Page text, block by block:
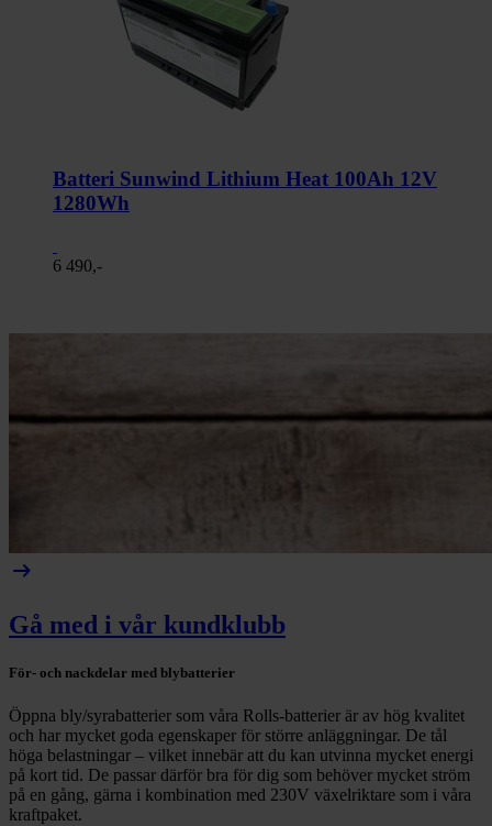
Batteri Sunwind Lithium Heat 100Ah 12V
1280Wh
6 490,-
arrow_right_alt
Gå med i vår kundklubb
För- och nackdelar med blybatterier
Öppna bly/syrabatterier som våra Rolls-batterier är av hög kvalitet
och har mycket goda egenskaper för större anläggningar. De tål
höga belastningar – vilket innebär att du kan utvinna mycket energi
på kort tid. De passar därför bra för dig som behöver mycket ström
på en gång, gärna i kombination med 230V växelriktare som i våra
kraftpaket.